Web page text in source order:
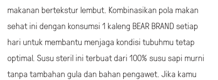
makanan bertekstur lembut. Kombinasikan pola makan
sehat ini dengan konsumsi 1 kaleng BEAR BRAND setiap
hari untuk membantu menjaga kondisi tubuhmu tetap
optimal. Susu steril ini terbuat dari 100% susu sapi murni
tanpa tambahan gula dan bahan pengawet. Jika kamu